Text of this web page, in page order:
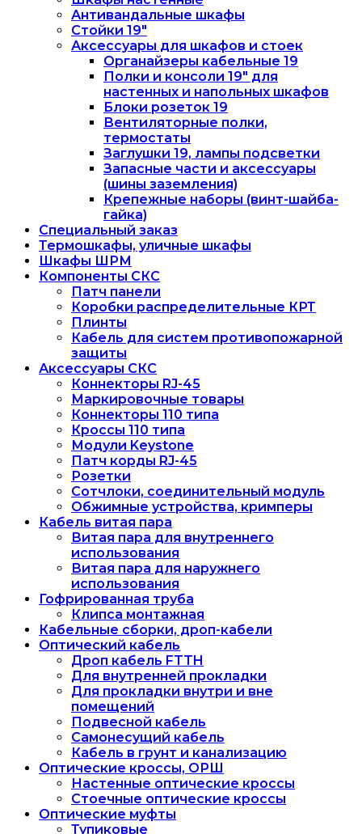
Антивандальные шкафы
Стойки 19"
Аксессуары для шкафов и стоек
Органайзеры кабельные 19
Полки и консоли 19" для
настенных и напольных шкафов
Блоки розеток 19
Вентиляторные полки,
термостаты
Заглушки 19, лампы подсветки
Запасные части и аксессуары
(шины заземления)
Крепежные наборы (винт-шайба-
гайка)
Специальный заказ
Термошкафы, уличные шкафы
Шкафы ШРМ
Компоненты СКС
Патч панели
Коробки распределительные КРТ
Плинты
Кабель для систем противопожарной
защиты
Аксессуары СКС
Коннекторы RJ-45
Маркировочные товары
Коннекторы 110 типа
Кроссы 110 типа
Модули Keystone
Патч корды RJ-45
Розетки
Сотчлоки, соединительный модуль
Обжимные устройства, кримперы
Кабель витая пара
Витая пара для внутреннего
использования
Витая пара для наружнего
использования
Гофрированная труба
Клипса монтажная
Кабельные сборки, дроп-кабели
Оптический кабель
Дроп кабель FTTH
Для внутренней прокладки
Для прокладки внутри и вне
помещений
Подвесной кабель
Самонесущий кабель
Кабель в грунт и канализацию
Оптические кроссы, ОРШ
Настенные оптические кроссы
Стоечные оптические кроссы
Оптические муфты
Тупиковые